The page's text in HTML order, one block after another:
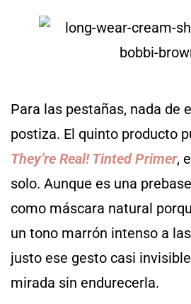
Para las pestañas, nada de
postiza. El quinto producto
They’re Real! Tinted Primer,
solo. Aunque es una
como máscara natural
un tono marrón intenso a
justo ese gesto casi
mirada sin endurecerla.